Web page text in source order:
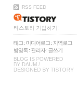
RSS FEED
티스토리 가입하기!
태그 : 미디어로그 : 지역로그
방명록 : 관리자: 글쓰기
BLOG IS POWERED
BY DAUM /
DESIGNED BY TISTORY